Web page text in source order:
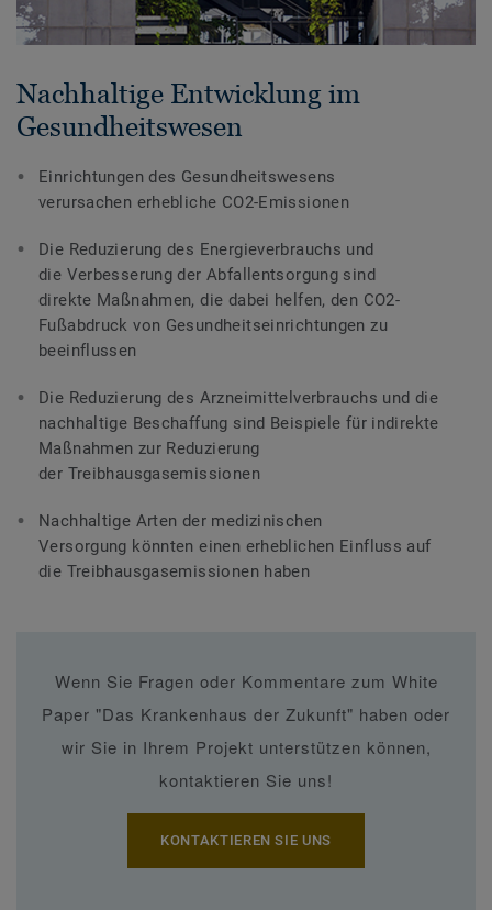
Nachhaltige Entwicklung im
Gesundheitswesen
Einrichtungen des Gesundheitswesens
verursachen erhebliche CO2-Emissionen
Die Reduzierung des Energieverbrauchs und
die Verbesserung der Abfallentsorgung sind
direkte Maßnahmen, die dabei helfen, den CO2-
Fußabdruck von Gesundheitseinrichtungen zu
beeinflussen
Die Reduzierung des Arzneimittelverbrauchs und die
nachhaltige Beschaffung sind Beispiele für indirekte
Maßnahmen zur Reduzierung
der Treibhausgasemissionen
Nachhaltige Arten der medizinischen
Versorgung könnten einen erheblichen Einfluss auf
die Treibhausgasemissionen haben
Wenn Sie Fragen oder Kommentare zum White
Paper "Das Krankenhaus der Zukunft" haben oder
wir Sie in Ihrem Projekt unterstützen können,
kontaktieren Sie uns!
KONTAKTIEREN SIE UNS